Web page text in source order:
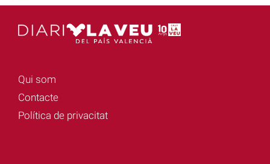
Qui som
Contacte
Política de privacitat